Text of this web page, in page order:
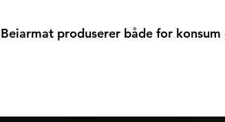
Beiarmat produserer både for